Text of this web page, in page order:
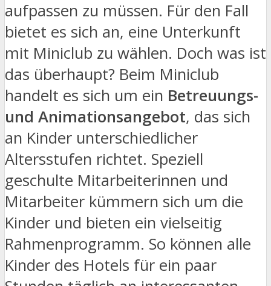
aufpassen zu müssen. Für den Fall
bietet es sich an, eine Unterkunft
mit Miniclub zu wählen. Doch was ist
das überhaupt? Beim Miniclub
handelt es sich um ein Betreuungs-
und Animationsangebot, das sich
an Kinder unterschiedlicher
Altersstufen richtet. Speziell
geschulte Mitarbeiterinnen und
Mitarbeiter kümmern sich um die
Kinder und bieten ein vielseitig
Rahmenprogramm. So können alle
Kinder des Hotels für ein paar